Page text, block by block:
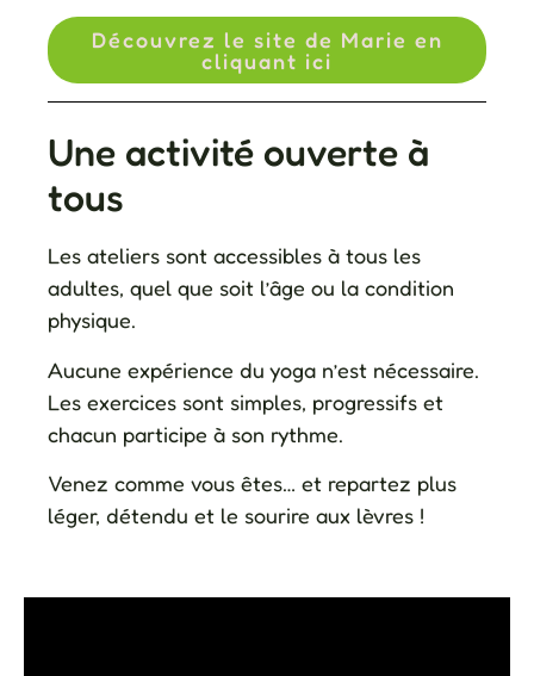
Découvrez le site de Marie en
cliquant ici
Une activité ouverte à
tous
Les ateliers sont accessibles à tous les
adultes, quel que soit l’âge ou la condition
physique.
Aucune expérience du yoga n’est nécessaire.
Les exercices sont simples, progressifs et
chacun participe à son rythme.
Venez comme vous êtes… et repartez plus
léger, détendu et le sourire aux lèvres !